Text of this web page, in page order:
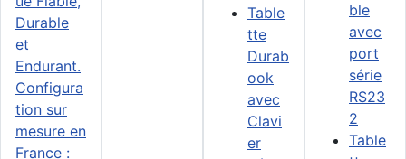
Table
tte
Durab
ook
avec
Clavi
er
ble
avec
port
série
RS23
2
Table